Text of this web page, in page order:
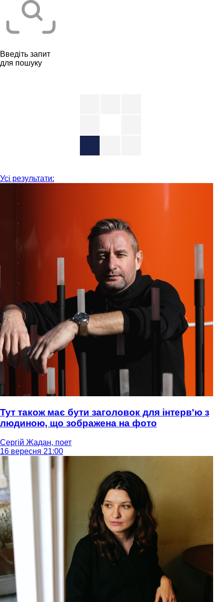
Введіть запит
для пошуку
Усі результати:
Тут також має бути заголовок для інтерв'ю з
людиною, що зображена на фото
Сергій Жадан, поет
16 вересня 21:00